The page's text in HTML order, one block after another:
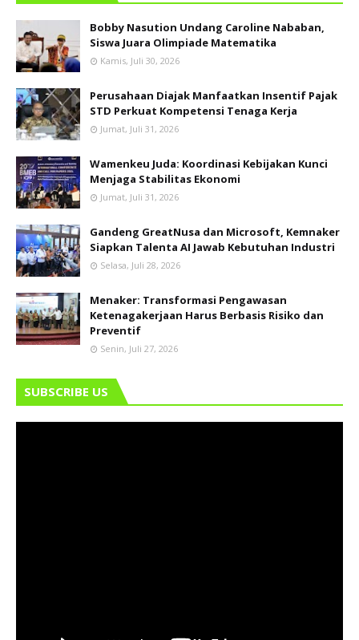
Bobby Nasution Undang Caroline Nababan,
Siswa Juara Olimpiade Matematika
Kamis, Juli 30, 2026
Perusahaan Diajak Manfaatkan Insentif Pajak
STD Perkuat Kompetensi Tenaga Kerja
Jumat, Juli 31, 2026
Wamenkeu Juda: Koordinasi Kebijakan Kunci
Menjaga Stabilitas Ekonomi
Jumat, Juli 31, 2026
Gandeng GreatNusa dan Microsoft, Kemnaker
Siapkan Talenta AI Jawab Kebutuhan Industri
Selasa, Juli 28, 2026
Menaker: Transformasi Pengawasan
Ketenagakerjaan Harus Berbasis Risiko dan
Preventif
Senin, Juli 27, 2026
SUBSCRIBE US